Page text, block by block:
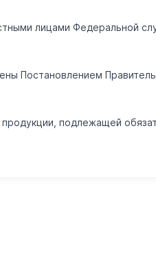
лицами Федеральной
Постановлением
подлежащей